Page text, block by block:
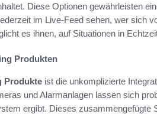
Diese Optionen gewährleisten
im Live-Feed sehen, wer sich
es ihnen, auf Situationen in
Produkten
Produkte ist die unkomplizierte
und Alarmanlagen lassen sich
ergibt. Dieses zusammengefügte